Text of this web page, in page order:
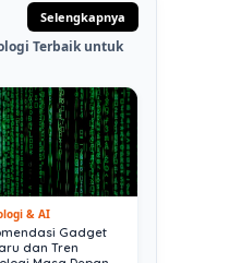
Selengkapnya
Terbaik untuk
& AI
Gadget
dan Tren